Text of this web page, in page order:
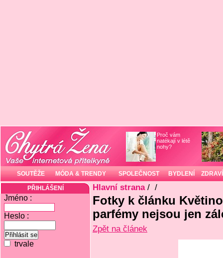
Proč vám
natékají v létě
nohy?
SOUTĚŽE MÓDA & TRENDY SPOLEČNOST BYDLENÍ ZDRAVÍ
PŘIHLÁŠENÍ
Jméno :
Heslo :
trvale
Hlavní strana/ /
Fotky k článku
parfémy nejsou jen
Zpět na článek